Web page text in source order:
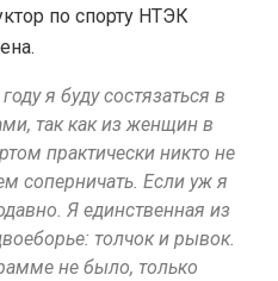
по спорту НТЭК
я буду состязаться в
так как из женщин в
практически никто не
соперничать. Если уж я
Я единственная из
толчок и рывок.
не было, только